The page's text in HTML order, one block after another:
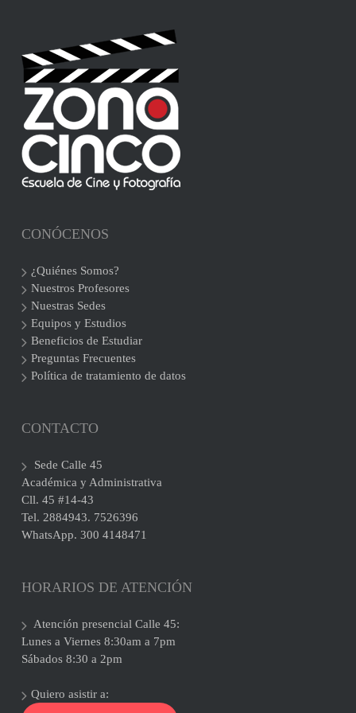
CONÓCENOS
¿Quiénes Somos?
Nuestros Profesores
Nuestras Sedes
Equipos y Estudios
Beneficios de Estudiar
Preguntas Frecuentes
Política de tratamiento de datos
CONTACTO
Sede Calle 45
Académica y Administrativa
Cll. 45 #14-43
Tel. 2884943. 7526396
WhatsApp. 300 4148471
HORARIOS DE ATENCIÓN
Atención presencial Calle 45:
Lunes a Viernes 8:30am a 7pm
Sábados 8:30 a 2pm
Quiero asistir a: